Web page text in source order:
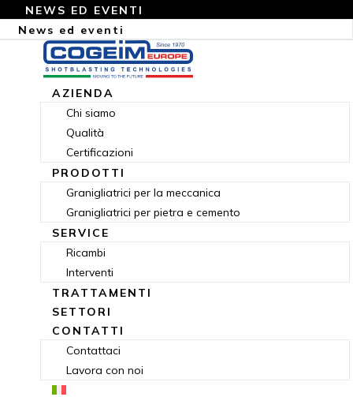
NEWS ED EVENTI
News ed eventi
AZIENDA
Chi siamo
Qualità
Certificazioni
PRODOTTI
Granigliatrici per la meccanica
Granigliatrici per pietra e cemento
SERVICE
Ricambi
Interventi
TRATTAMENTI
SETTORI
CONTATTI
Contattaci
Lavora con noi